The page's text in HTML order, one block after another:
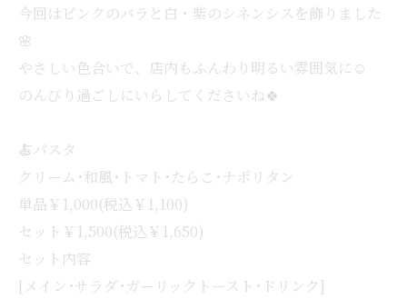
今回はピンクのバラと白・紫のシネンシスを飾りました
🌸
やさしい色合いで、店内もふんわり明るい雰囲気に☺️
のんびり過ごしにいらしてくださいね🍀
🍝パスタ
クリーム･和風･トマト･たらこ･ナポリタン
単品￥1,000(税込￥1,100)
セット￥1,500(税込￥1,650)
セット内容
[メイン･サラダ･ガーリックトースト･ドリンク]